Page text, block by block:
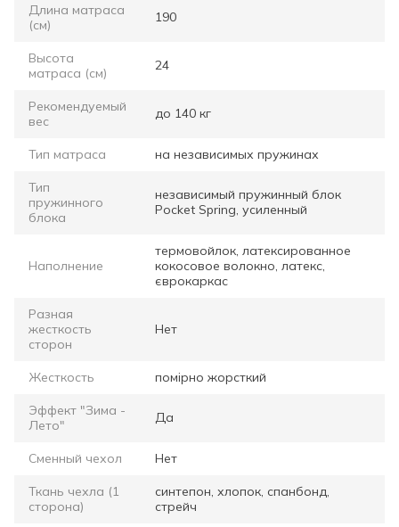
Длина матраса
(см)
190
Высота
матраса (см)
24
Рекомендуемый
вес
до 140 кг
Тип матраса на независимых пружинах
Тип
пружинного
блока
независимый пружинный блок
Pocket Spring, усиленный
Наполнение
термовойлок, латексированное
кокосовое волокно, латекс,
єврокаркас
Разная
жесткость
сторон
Нет
Жесткость помірно жорсткий
Эффект "Зима -
Лето"
Да
Сменный чехол Нет
Ткань чехла (1
сторона)
синтепон, хлопок, спанбонд,
стрейч